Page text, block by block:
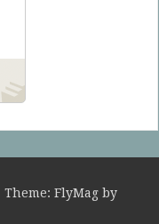
Theme: FlyMagby